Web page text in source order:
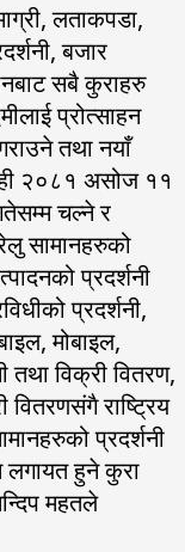
लताकपडा,
बजार
सबै कुराहरु
प्रोत्साहन
तथा नयाँ
२०८१ असोज ११
चल्ने र
सामानहरुको
प्रदर्शनी
प्रदर्शनी,
मोबाइल,
तथा विक्री वितरण,
वितरणसंगै राष्ट्रिय
प्रदर्शनी
लगायत हुने कुरा
महतले